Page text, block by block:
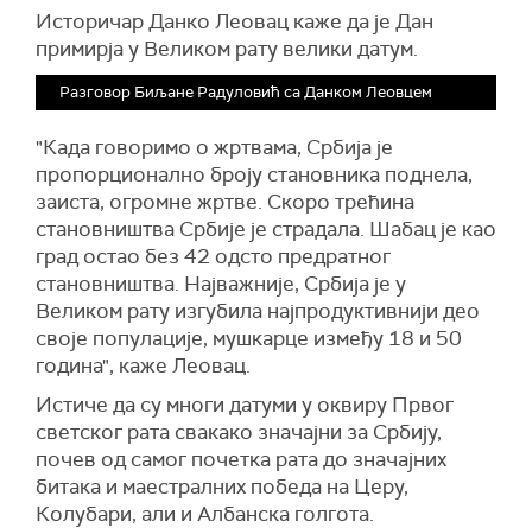
Историчар Данко Леовац каже да је Дан
примирја у Великом рату велики датум.
Разговор Биљане Радуловић са Данком Леовцем
"Када говоримо о жртвама, Србија је
пропорционално броју становника поднела,
заиста, огромне жртве. Скоро трећина
становништва Србије је страдала. Шабац је као
град остао без 42 одсто предратног
становништва. Најважније, Србија је у
Великом рату изгубила најпродуктивнији део
своје популације, мушкарце између 18 и 50
година", каже Леовац.
Истиче да су многи датуми у оквиру Првог
светског рата свакако значајни за Србију,
почев од самог почетка рата до значајних
битака и маестралних победа на Церу,
Колубари, али и Албанска голгота.